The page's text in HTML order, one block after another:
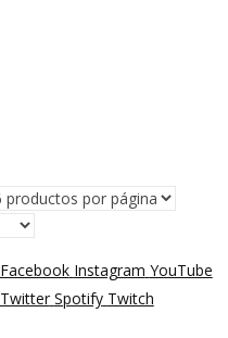
Facebook Instagram YouTube
Twitter Spotify Twitch